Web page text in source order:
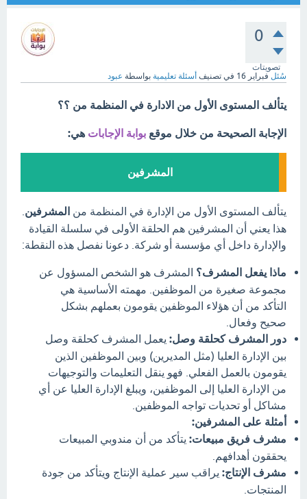
0
تصويتات
سُئل فبراير 16 في تصنيف أسئلة تعليمية بواسطة عبود
يتألف المستوى الأول من الادارة في المنظمة من ؟؟
الإجابة الصحيحة من خلال موقع بوابة الإجابات هي:
المشرفين
يتألف المستوى الأول من الإدارة في المنظمة من المشرفين
هذا يعني أن المشرفين هم الحلقة الأولى في سلسلة القيادة
والإدارة داخل أي مؤسسة أو شركة. دعونا نفصل هذه النقطة:
ماذا يفعل المشرف؟ المشرف هو الشخص المسؤول عن
مجموعة صغيرة من الموظفين. مهمته الأساسية هي
التأكد من أن هؤلاء الموظفين يقومون بعملهم بشكل
صحيح وفعال.
دور المشرف كحلقة وصل: يعمل المشرف كحلقة وصل
بين الإدارة العليا (مثل المديرين) وبين الموظفين الذين
يقومون بالعمل الفعلي. فهو ينقل التعليمات والتوجيهات
من الإدارة العليا إلى الموظفين، ويبلغ الإدارة العليا عن أي
مشاكل أو تحديات تواجه الموظفين.
أمثلة على المشرفين:
مشرف فريق مبيعات: يتأكد من أن مندوبي المبيعات
يحققون أهدافهم.
مشرف الإنتاج: يراقب سير عملية الإنتاج ويتأكد من جودة
المنتجات.